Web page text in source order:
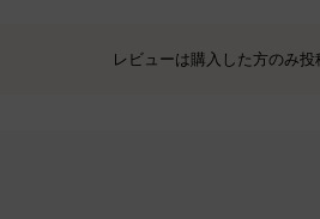
レビューは購入した方のみ投